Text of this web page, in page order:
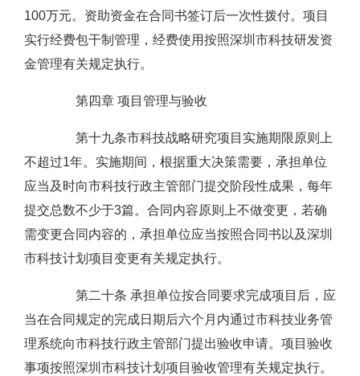
100万元。资助资金在合同书签订后一次性拨付。项目
实行经费包干制管理，经费使用按照深圳市科技研发资
金管理有关规定执行。
第四章 项目管理与验收
第十九条市科技战略研究项目实施期限原则上
不超过1年。实施期间，根据重大决策需要，承担单位
应当及时向市科技行政主管部门提交阶段性成果，每年
提交总数不少于3篇。合同内容原则上不做变更，若确
需变更合同内容的，承担单位应当按照合同书以及深圳
市科技计划项目变更有关规定执行。
第二十条 承担单位按合同要求完成项目后，应
当在合同规定的完成日期后六个月内通过市科技业务管
理系统向市科技行政主管部门提出验收申请。项目验收
事项按照深圳市科技计划项目验收管理有关规定执行。